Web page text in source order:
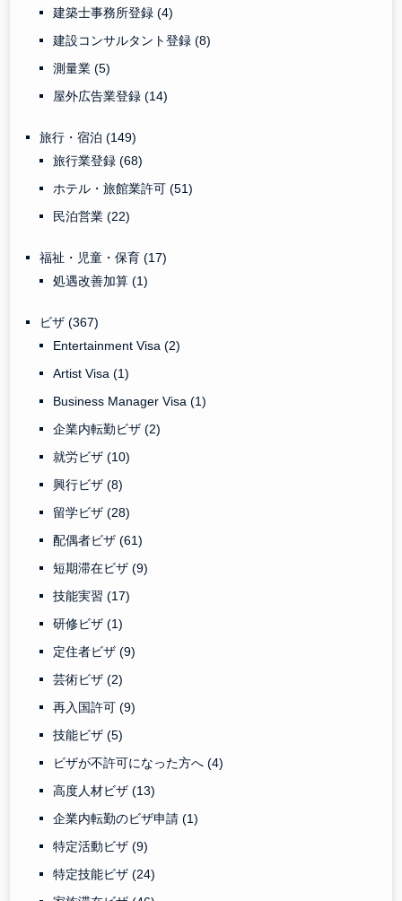
建築士事務所登録(4)
建設コンサルタント登録(8)
測量業(5)
屋外広告業登録(14)
旅行・宿泊(149)
旅行業登録(68)
ホテル・旅館業許可(51)
民泊営業(22)
福祉・児童・保育(17)
処遇改善加算(1)
ビザ(367)
Entertainment Visa(2)
Artist Visa(1)
Business Manager Visa(1)
企業内転勤ビザ(2)
就労ビザ(10)
興行ビザ(8)
留学ビザ(28)
配偶者ビザ(61)
短期滞在ビザ(9)
技能実習(17)
研修ビザ(1)
定住者ビザ(9)
芸術ビザ(2)
再入国許可(9)
技能ビザ(5)
ビザが不許可になった方へ(4)
高度人材ビザ(13)
企業内転勤のビザ申請(1)
特定活動ビザ(9)
特定技能ビザ(24)